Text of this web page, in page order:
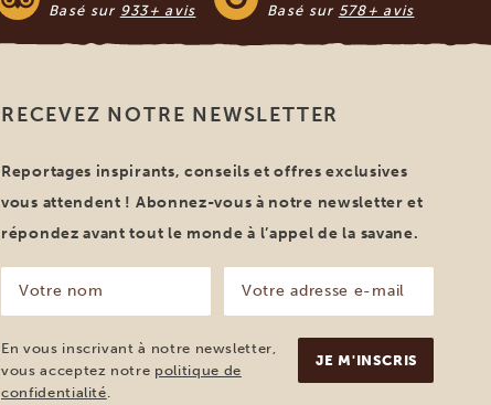
Basé sur 933+ avis Basé sur 578+ avis
RECEVEZ NOTRE NEWSLETTER
Reportages inspirants, conseils et offres exclusives
vous attendent ! Abonnez-vous à notre newsletter et
répondez avant tout le monde à l’appel de la savane.
nom
(Nécessaire)
adresse
e-
mail
(Nécessaire)
En vous inscrivant à notre newsletter,
vous acceptez notre politique de
confidentialité.